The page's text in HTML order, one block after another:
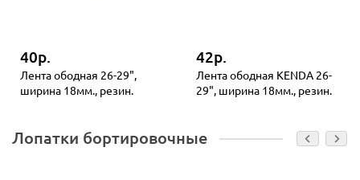
40р.
Лента ободная 26-29",
ширина 18мм., резин.
42р.
Лента ободная KENDA 26-
29", ширина 18мм., резин.
Лопатки бортировочные